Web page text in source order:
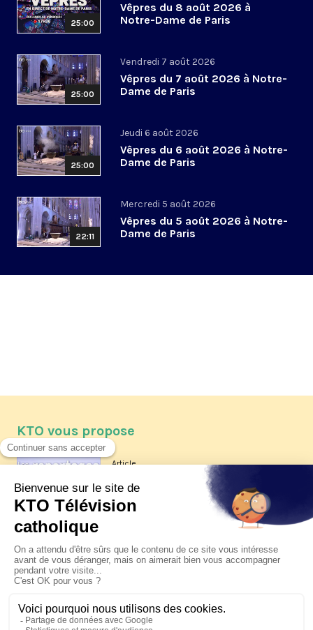
25:00
Vêpres du 8 août 2026 à
Notre-Dame de Paris
25:00
Vendredi 7 août 2026
Vêpres du 7 août 2026 à Notre-
Dame de Paris
25:00
Jeudi 6 août 2026
Vêpres du 6 août 2026 à Notre-
Dame de Paris
22:11
Mercredi 5 août 2026
Vêpres du 5 août 2026 à Notre-
Dame de Paris
KTO vous propose
Article
Les reportages d'été 2026 de KTO
La visite pastorale du pape Léon
XIV à Assise à suivre sur KTO le
jeudi 6 août
Le pape en Uruguay, Argentine et
Pérou du 6 au 17 novembre 2026